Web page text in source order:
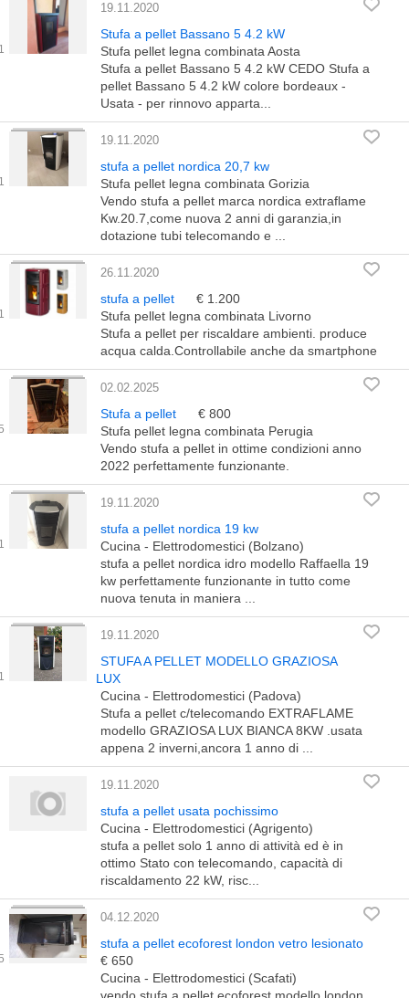
19.11.2020
Stufa a pellet Bassano 5 4.2 kW
Stufa pellet legna combinata Aosta
Stufa a pellet Bassano 5 4.2 kW CEDO Stufa a
pellet Bassano 5 4.2 kW colore bordeaux -
Usata - per rinnovo apparta...
19.11.2020
stufa a pellet nordica 20,7 kw
Stufa pellet legna combinata Gorizia
Vendo stufa a pellet marca nordica extraflame
Kw.20.7,come nuova 2 anni di garanzia,in
dotazione tubi telecomando e ...
26.11.2020
stufa a pellet
€ 1.200
Stufa pellet legna combinata Livorno
Stufa a pellet per riscaldare ambienti. produce
acqua calda.Controllabile anche da smartphone
02.02.2025
Stufa a pellet
€ 800
Stufa pellet legna combinata Perugia
Vendo stufa a pellet in ottime condizioni anno
2022 perfettamente funzionante.
19.11.2020
stufa a pellet nordica 19 kw
Cucina - Elettrodomestici (Bolzano)
stufa a pellet nordica idro modello Raffaella 19
kw perfettamente funzionante in tutto come
nuova tenuta in maniera ...
19.11.2020
STUFA A PELLET MODELLO GRAZIOSA
LUX
Cucina - Elettrodomestici (Padova)
Stufa a pellet c/telecomando EXTRAFLAME
modello GRAZIOSA LUX BIANCA 8KW .usata
appena 2 inverni,ancora 1 anno di ...
19.11.2020
stufa a pellet usata pochissimo
Cucina - Elettrodomestici (Agrigento)
stufa a pellet solo 1 anno di attività ed è in
ottimo Stato con telecomando, capacità di
riscaldamento 22 kW, risc...
04.12.2020
stufa a pellet ecoforest london vetro lesionato
€ 650
Cucina - Elettrodomestici (Scafati)